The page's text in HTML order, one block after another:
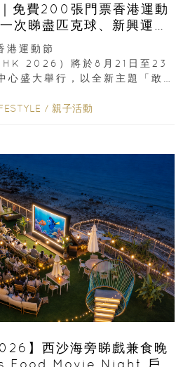
免費200張門票香港運動
次睇盡匹克球、新興運
動品牌展覽
運動節
2026）將於8月21日至23
心盛大舉行，以全新主題「敢
/ 親子活動
】西沙海旁睇戲兼食晚
Food Movie Night 戶